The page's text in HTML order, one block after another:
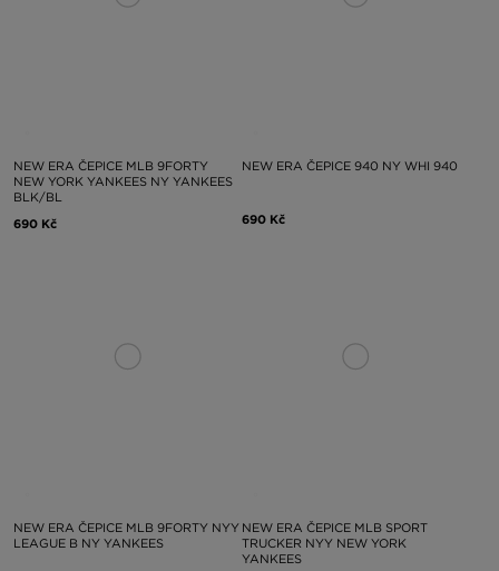
NEW ERA ČEPICE MLB 9FORTY
NEW YORK YANKEES NY YANKEES
BLK/BL
690 Kč
NEW ERA ČEPICE 940 NY WHI 940
690 Kč
NEW ERA ČEPICE MLB 9FORTY NYY
LEAGUE B NY YANKEES
NEW ERA ČEPICE MLB SPORT
TRUCKER NYY NEW YORK
YANKEES